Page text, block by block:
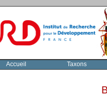
Accueil Taxons